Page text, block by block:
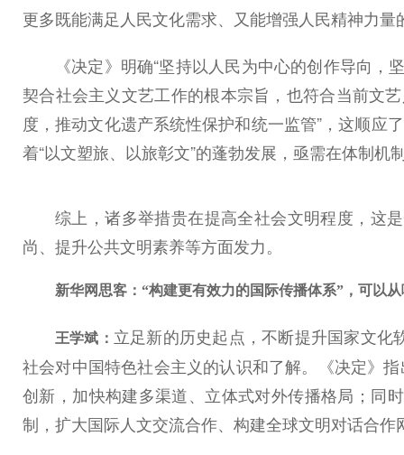
更多既能满足人民文化需求、又能增强人民精神力量
《决定》明确“坚持以人民为中心的创作导向
契合社会主义文艺工作的根本宗旨，也符合当前文
度，推动文化遗产系统性保护和统一监管”，这顺应
着“以文塑旅、以旅彰文”的蓬勃发展，亟需在体制机
综上，诸多举措贵在提高全社会文明程度，这
尚、提升公共文明素养等方面发力。
新华网思客：“构建更有效力的国际传播体系”，可以
王学斌： 立足新的历史起点，不断提升国家文
社会对中国特色社会主义的认识和了解。《决定》
创新，加快构建多渠道、立体式对外传播格局；同
制，扩大国际人文交流合作、构建全球文明对话合